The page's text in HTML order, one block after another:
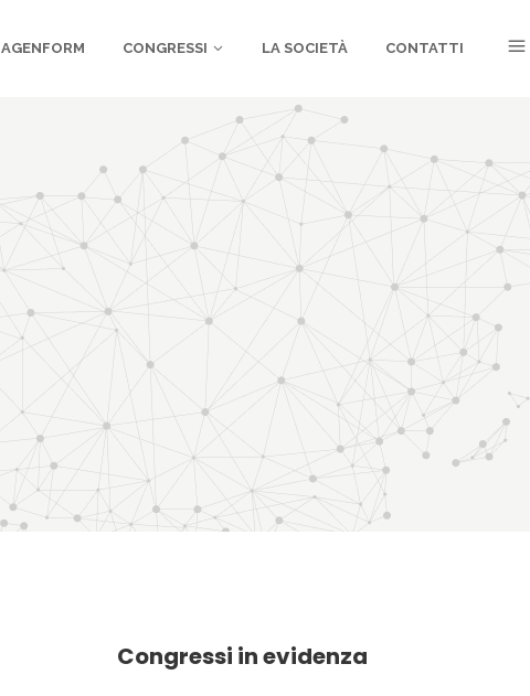
AGENFORM CONGRESSI LA SOCIETÀ CONTATTI
Congressi in evidenza